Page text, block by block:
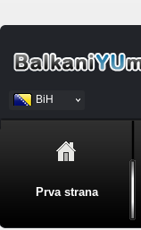
BiH
Srpski
Prva strana